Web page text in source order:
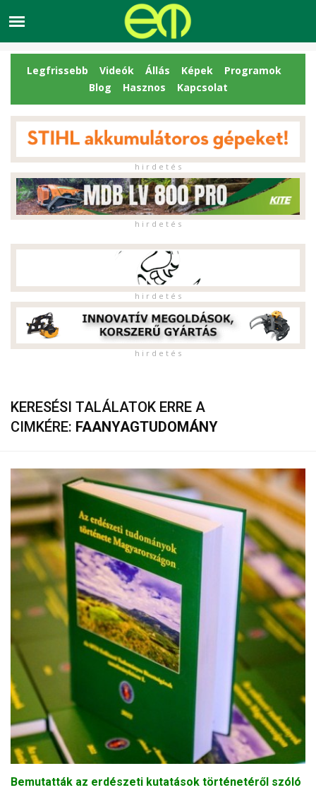
Legfrissebb Videók Állás Képek
Programok
Blog
Hasznos Kapcsolat
h i r d e t é s
h i r d e t é s
h i r d e t é s
h i r d e t é s
KERESÉSI TALÁLATOK ERRE A
CIMKÉRE: FAANYAGTUDOMÁNY
Bemutatták az erdészeti kutatások történetéről szóló